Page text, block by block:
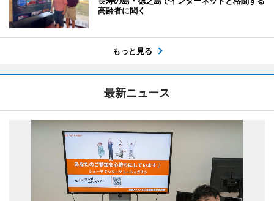
高齢者に聞く
もっと見る
最新ニュース